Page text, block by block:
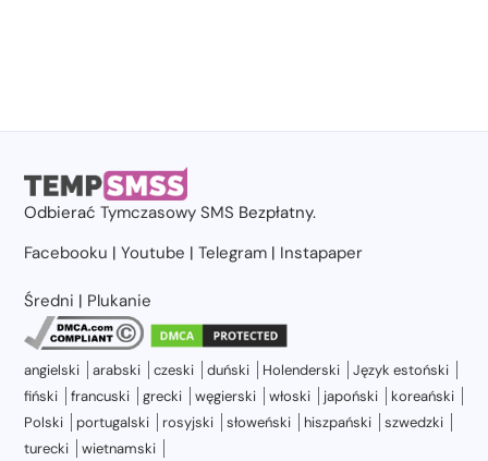
OdbieraćTymczasowy SMS Bezpłatny.
Facebooku |Youtube |Telegram | Instapaper
Średni | Plukanie
angielski arabski czeski duński Holenderski
Język estoński
fiński
francuski grecki węgierski włoski japoński
koreański
Polski
portugalski rosyjski słoweński hiszpański
szwedzki
turecki
wietnamski